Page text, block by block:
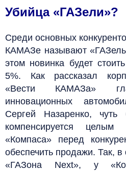
Убийца «ГАЗели»?
Среди основных
КАМАЗе называют
этом новинка будет
5%. Как рассказал
«Вести КАМАЗа»
инновационных
Сергей Назаренко,
компенсируется целым
«Компаса» перед
обеспечить продажи. Так,
«ГАЗона Next», у